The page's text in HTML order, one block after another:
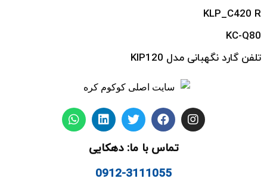
KLP_C420 R
KC-Q80
تلفن گارد نگهبانی مدل KIP120
تماس با ما: دهکایی
0912-3111055